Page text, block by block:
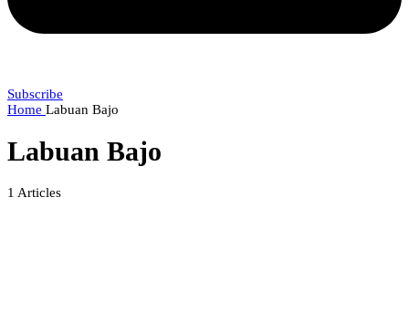
Subscribe
Home Labuan Bajo
Labuan Bajo
1 Articles